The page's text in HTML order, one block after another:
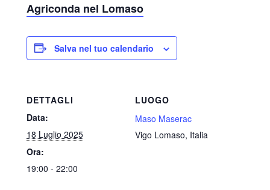
Agriconda nel Lomaso
Salva nel tuo calendario
DETTAGLI
Data:
18 Luglio 2025
Ora:
19:00 - 22:00
LUOGO
Maso Maserac
Vigo Lomaso, Italia